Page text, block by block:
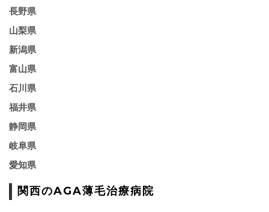
長野県
山梨県
新潟県
富山県
石川県
福井県
静岡県
岐阜県
愛知県
関西のAGA薄毛治療病院